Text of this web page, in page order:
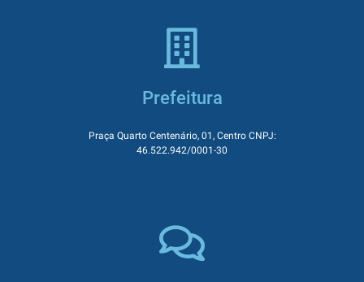
Prefeitura
Praça Quarto Centenário, 01, Centro CNPJ:
46.522.942/0001-30